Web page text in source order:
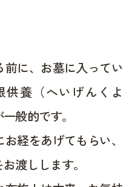
に、お墓に入ってい
供養（へいげんくよ
般的です。
経をあげてもらい、
渡しします。